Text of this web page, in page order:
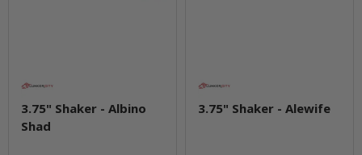
3.75" Shaker - Albino
Shad
3.75" Shaker - Alewife